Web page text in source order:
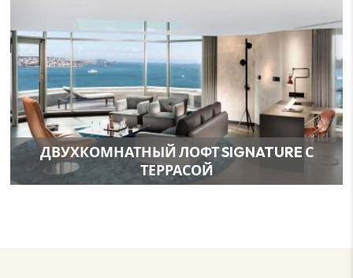
ДВУХКОМНАТНЫЙ ЛОФТ SIGNATURE С
ТЕРРАСОЙ